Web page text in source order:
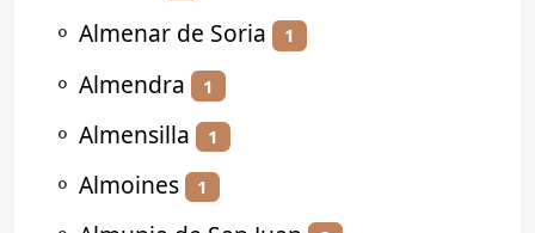
⚬ Almenar de Soria 1
⚬ Almendra 1
⚬ Almensilla 1
⚬ Almoines 1